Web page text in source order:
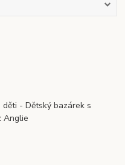
- Dětský bazárek s
Anglie